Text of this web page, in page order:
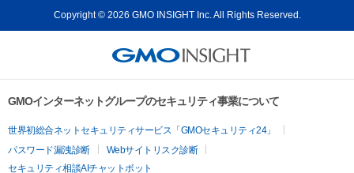
Copyright © 2026 GMO INSIGHT Inc. All Rights Reserved.
GMOインターネットグループのセキュリティ事業について
世界初総合ネットセキュリティサービス「GMOセキュリティ24」
パスワード漏洩診断
Webサイトリスク診断
セキュリティ相談AIチャットボット